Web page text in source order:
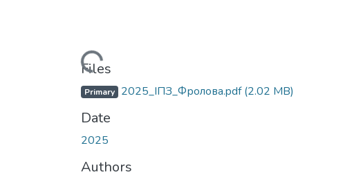
Loading...
Files
Primary 2025_ІПЗ_Фролова.pdf(2.02 MB)
Date
2025
Authors